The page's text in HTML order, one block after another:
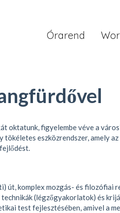
Órarend
oktatunk, figyelembe véve a
eszközrendszer, amely az
út, komplex mozgás- és filozófiai
technikák (légzőgyakorlatok) és
test fejlesztésében, amivel a